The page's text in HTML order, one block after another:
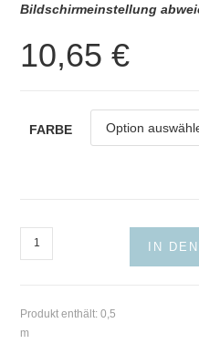
Bildschirmeinstellung
10,65€
FARBE
Webstoff
Modal
Menge
IN
Produkt enthält: 0,5
m